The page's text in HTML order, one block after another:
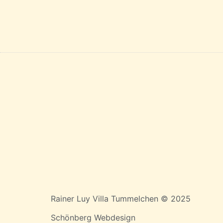
Rainer Luy Villa Tummelchen © 2025
Schönberg Webdesign